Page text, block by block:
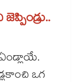
ఏండ్లాయే.
ఒగ